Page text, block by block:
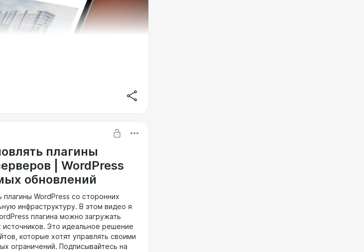
плагины
| WordPress
обновлений
плагины WordPress со сторонних
инфраструктуру. В этом видео я
плагина можно загружать
Это идеальное решение
которые хотят управлять своими
ограничений. Подписывайтесь на